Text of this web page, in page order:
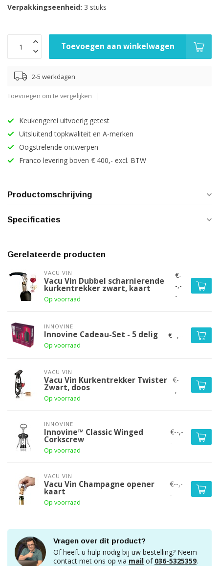
Verpakkingseenheid: 3 stuks
Toevoegen aan winkelwagen
2-5 werkdagen
Toevoegen om te vergelijken
Keukengerei uitvoerig getest
Uitsluitend topkwaliteit en A-merken
Oogstrelende ontwerpen
Franco levering boven € 400,- excl. BTW
Productomschrijving
Specificaties
Gerelateerde producten
VACU VIN
Vacu Vin Dubbel scharnierende
kurkentrekker zwart, kaart
Op voorraad
€-
-,-
-
INNOVINE
Innovine Cadeau-Set - 5 delig
Op voorraad
€--,--
VACU VIN
Vacu Vin Kurkentrekker Twister
Zwart, doos
Op voorraad
€-
-,--
INNOVINE
Innovine™ Classic Winged
Corkscrew
Op voorraad
€--,-
-
VACU VIN
Vacu Vin Champagne opener
kaart
Op voorraad
€--,-
-
Vragen over dit product?
Of heeft u hulp nodig bij uw bestelling? Neem
contact met ons op via mail of 036-5325359.